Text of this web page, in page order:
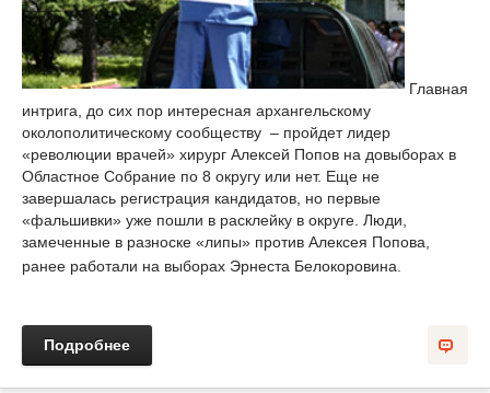
Главная
интрига, до сих пор интересная архангельскому
околополитическому сообществу – пройдет лидер
«революции врачей» хирург Алексей Попов на довыборах в
Областное Собрание по 8 округу или нет. Еще не
завершалась регистрация кандидатов, но первые
«фальшивки» уже пошли в расклейку в округе. Люди,
замеченные в разноске «липы» против Алексея Попова,
ранее работали на выборах Эрнеста Белокоровина.
Подробнее